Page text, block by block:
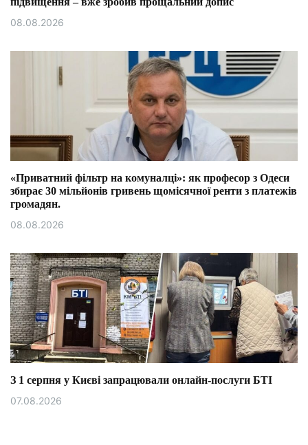
08.08.2026
«Приватний фільтр на комуналці»: як професор з Одеси
збирає 30 мільйонів гривень щомісячної ренти з платежів
громадян.
08.08.2026
З 1 серпня у Києві запрацювали онлайн-послуги БТІ
07.08.2026